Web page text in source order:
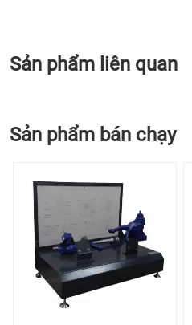
Sản phẩm liên quan
Sản phẩm bán chạy